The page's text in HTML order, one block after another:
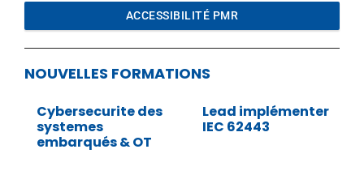
ACCESSIBILITÉ PMR
NOUVELLES FORMATIONS
Cybersecurite des
systemes
embarqués & OT
Lead implémenter
IEC 62443